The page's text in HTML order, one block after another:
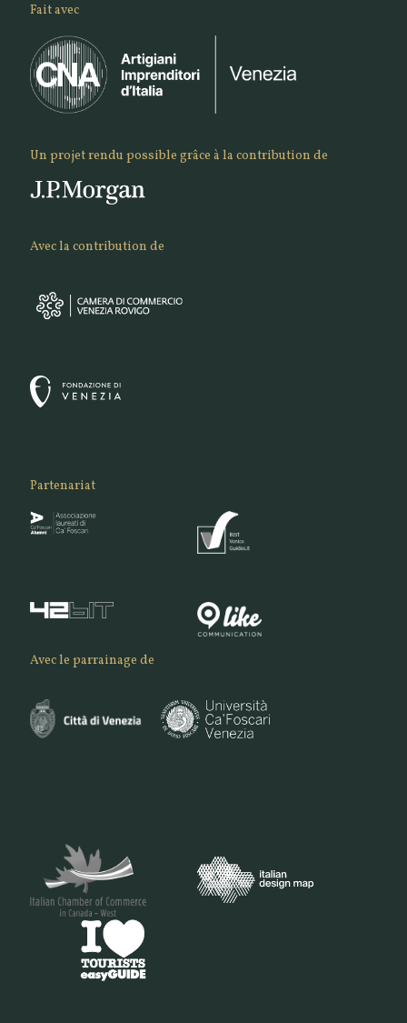
Fait avec
Un projet rendu possible grâce à la contribution de
Avec la contribution de
Partenariat
Avec le parrainage de